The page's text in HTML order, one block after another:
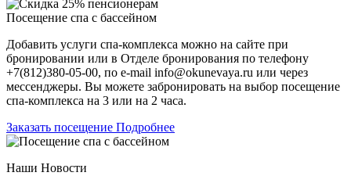
Посещение спа с бассейном
Добавить услуги спа-комплекса можно на сайте при
бронировании или в Отделе бронирования по телефону
+7(812)380-05-00, по e-mail info@okunevaya.ru или через
мессенджеры. Вы можете забронировать на выбор посещение
спа-комплекса на 3 или на 2 часа.
Заказать посещение Подробнее
Наши Новости